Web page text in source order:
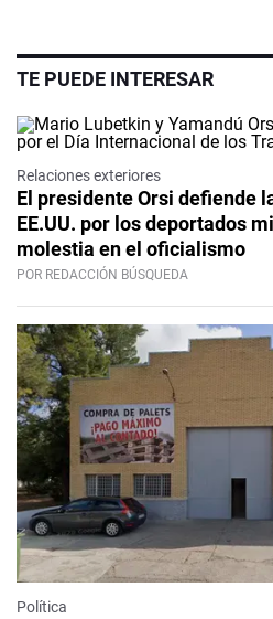
TE PUEDE INTERESAR
Relaciones exteriores
El presidente Orsi defiende
EE.UU. por los deportados
molestia en el oficialismo
POR REDACCIÓN BÚSQUEDA
Política